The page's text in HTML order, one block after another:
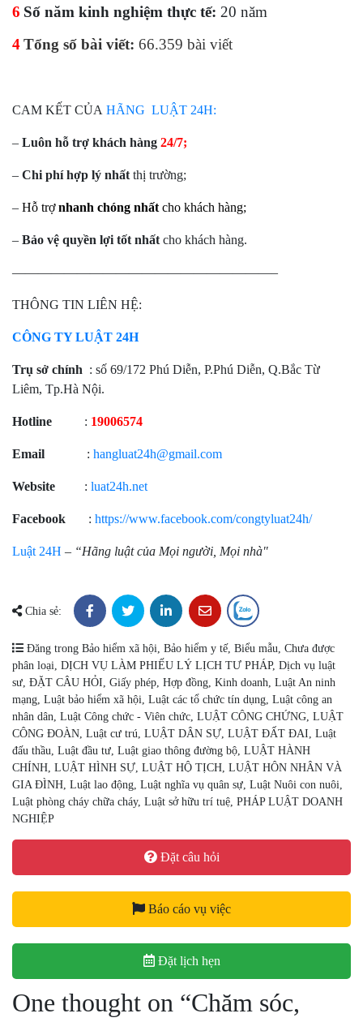
6 Số năm kinh nghiệm thực tế: 20 năm
4Tổng số bài viết: 66.359 bài viết
CAM KẾT CỦA HÃNG LUẬT 24H:
– Luôn hỗ trợ khách hàng 24/7;
– Chi phí hợp lý nhất thị trường;
– Hỗ trợnhanh chóng nhất cho khách hàng;
– Bảo vệ quyền lợi tốt nhất cho khách hàng.
————————————————————–
THÔNG TIN LIÊN HỆ:
CÔNG TY LUẬT 24H
Trụ sở chính : số 69/172 Phú Diễn, P.Phú Diễn, Q.Bắc Từ
Liêm, Tp.Hà Nội.
Hotline : 19006574
Email : hangluat24h@gmail.com
Website : luat24h.net
Facebook : https://www.facebook.com/congtyluat24h/
Luật 24H – “Hãng luật của Mọi người, Mọi nhà"
Chia sẻ:
Đăng trong Bảo hiểm xã hội, Bảo hiểm y tế, Biểu mẫu, Chưa được
phân loại, DỊCH VỤ LÀM PHIẾU LÝ LỊCH TƯ PHÁP, Dịch vụ luật
sư, ĐẶT CÂU HỎI, Giấy phép, Hợp đồng, Kinh doanh, Luật An ninh
mạng, Luật bảo hiểm xã hội, Luật các tổ chức tín dụng, Luật công an
nhân dân, Luật Công chức - Viên chức, LUẬT CÔNG CHỨNG, LUẬT
CÔNG ĐOÀN, Luật cư trú, LUẬT DÂN SỰ, LUẬT ĐẤT ĐAI, Luật
đấu thầu, Luật đầu tư, Luật giao thông đường bộ, LUẬT HÀNH
CHÍNH, LUẬT HÌNH SỰ, LUẬT HỘ TỊCH, LUẬT HÔN NHÂN VÀ
GIA ĐÌNH, Luật lao động, Luật nghĩa vụ quân sự, Luật Nuôi con nuôi,
Luật phòng cháy chữa cháy, Luật sở hữu trí tuệ, PHÁP LUẬT DOANH
NGHIỆP
Đặt câu hỏi
Báo cáo vụ việc
Đặt lịch hẹn
One thought on “Chăm sóc,